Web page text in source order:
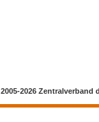
2005-2026 Zentralverband